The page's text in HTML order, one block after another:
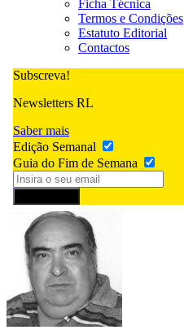
Ficha Técnica
Termos e Condições
Estatuto Editorial
Contactos
Subscreva!
Newsletters RL
Saber mais
Edição Semanal
Guia do Fim de Semana